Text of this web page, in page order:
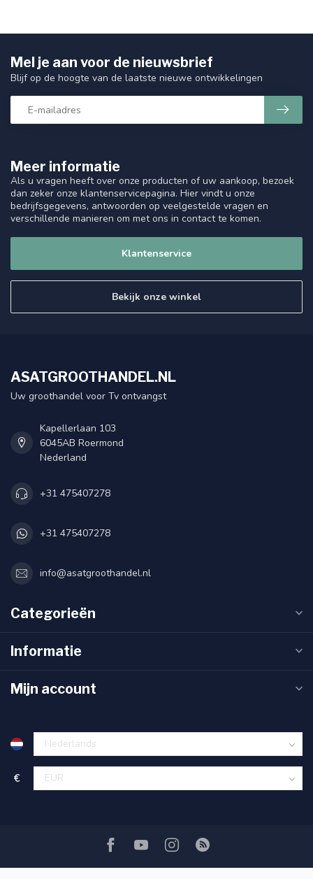
Meer informatie
Als u vragen heeft over onze producten of uw aankoop, bezoek
dan zeker onze klantenservicepagina. Hier vindt u onze
bedrijfsgegevens, antwoorden op veelgestelde vragen en
verschillende manieren om met ons in contact te komen.
Klantenservice
Bekijk onze winkel
Mel je aan voor de nieuwsbrief
Blijf op de hoogte van de laatste nieuwe ontwikkelingen
ASATGROOTHANDEL.NL
Uw groothandel voor Tv ontvangst
Kapellerlaan 103
6045AB Roermond
Nederland
+31 475407278
+31 475407278
info@asatgroothandel.nl
Categorieën
Informatie
Mijn account
€